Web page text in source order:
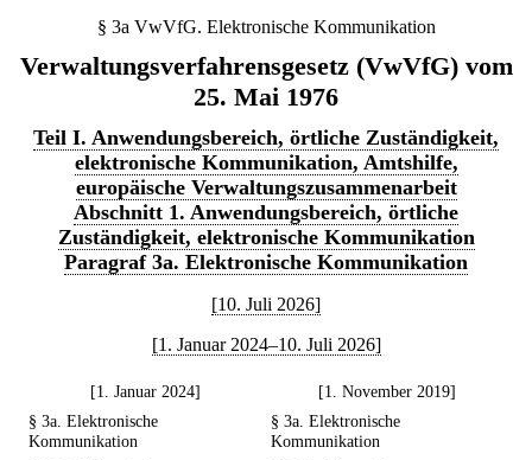
§ 3a VwVfG. Elektronische Kommunikation
Verwaltungsverfahrensgesetz (VwVfG) vom
25. Mai 1976
Teil I. Anwendungsbereich, örtliche Zuständigkeit,
elektronische Kommunikation, Amtshilfe,
europäische Verwaltungszusammenarbeit
Abschnitt 1. Anwendungsbereich, örtliche
Zuständigkeit, elektronische Kommunikation
Paragraf 3a. Elektronische Kommunikation
[10. Juli 2026]
[1. Januar 2024–10. Juli 2026]
[1. Januar 2024]
[1. November 2019]
§ 3a. Elektronische
Kommunikation
§ 3a. Elektronische
Kommunikation